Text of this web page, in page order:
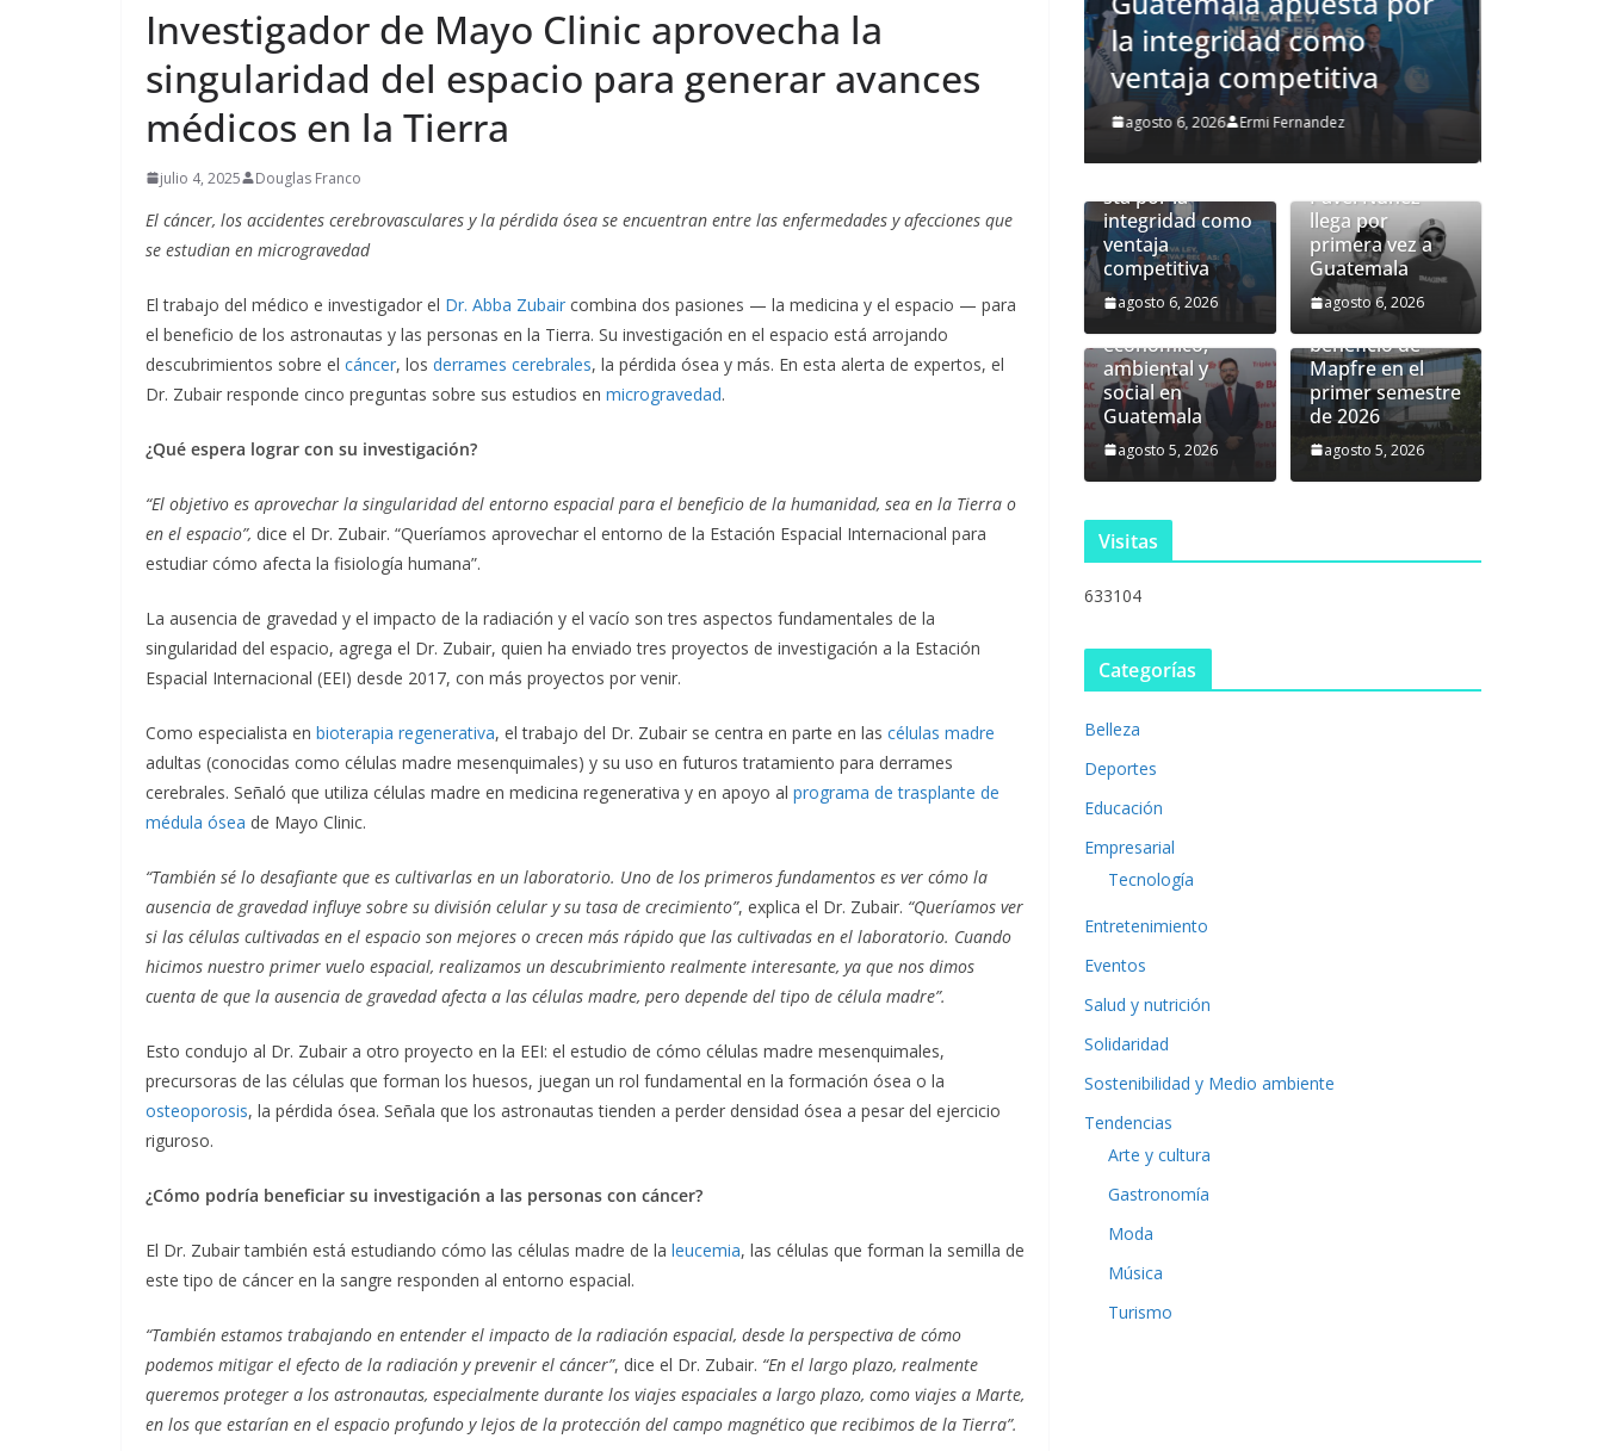
Investigador de Mayo Clinic aprovecha la
singularidad del espacio para generar avances
médicos en la Tierra
julio 4, 2025 Douglas Franco
El cáncer, los accidentes cerebrovasculares y la pérdida ósea se encuentran entre las enfermedades y afecciones que
se estudian en microgravedad
El trabajo del médico e investigador el Dr. Abba Zubair combina dos pasiones — la medicina y el espacio — para
el beneficio de los astronautas y las personas en la Tierra. Su investigación en el espacio está arrojando
descubrimientos sobre el cáncer, los derrames cerebrales, la pérdida ósea y más. En esta alerta de expertos, el
Dr. Zubair responde cinco preguntas sobre sus estudios en microgravedad.
¿Qué espera lograr con su investigación?
“El objetivo es aprovechar la singularidad del entorno espacial para el beneficio de la humanidad, sea en la Tierra o
en el espacio”, dice el Dr. Zubair. “Queríamos aprovechar el entorno de la Estación Espacial Internacional para
estudiar cómo afecta la fisiología humana”.
La ausencia de gravedad y el impacto de la radiación y el vacío son tres aspectos fundamentales de la
singularidad del espacio, agrega el Dr. Zubair, quien ha enviado tres proyectos de investigación a la Estación
Espacial Internacional (EEI) desde 2017, con más proyectos por venir.
Como especialista en bioterapia regenerativa, el trabajo del Dr. Zubair se centra en parte en las células madre
adultas (conocidas como células madre mesenquimales) y su uso en futuros tratamiento para derrames
cerebrales. Señaló que utiliza células madre en medicina regenerativa y en apoyo al programa de trasplante de
médula ósea de Mayo Clinic.
“También sé lo desafiante que es cultivarlas en un laboratorio. Uno de los primeros fundamentos es ver cómo la
ausencia de gravedad influye sobre su división celular y su tasa de crecimiento”, explica el Dr. Zubair. “Queríamos ver
si las células cultivadas en el espacio son mejores o crecen más rápido que las cultivadas en el laboratorio. Cuando
hicimos nuestro primer vuelo espacial, realizamos un descubrimiento realmente interesante, ya que nos dimos
cuenta de que la ausencia de gravedad afecta a las células madre, pero depende del tipo de célula madre”.
Esto condujo al Dr. Zubair a otro proyecto en la EEI: el estudio de cómo células madre mesenquimales,
precursoras de las células que forman los huesos, juegan un rol fundamental en la formación ósea o la
osteoporosis, la pérdida ósea. Señala que los astronautas tienden a perder densidad ósea a pesar del ejercicio
riguroso.
¿Cómo podría beneficiar su investigación a las personas con cáncer?
El Dr. Zubair también está estudiando cómo las células madre de la leucemia, las células que forman la semilla de
este tipo de cáncer en la sangre responden al entorno espacial.
“También estamos trabajando en entender el impacto de la radiación espacial, desde la perspectiva de cómo
podemos mitigar el efecto de la radiación y prevenir el cáncer”, dice el Dr. Zubair. “En el largo plazo, realmente
queremos proteger a los astronautas, especialmente durante los viajes espaciales a largo plazo, como viajes a Marte,
en los que estarían en el espacio profundo y lejos de la protección del campo magnético que recibimos de la Tierra”.
el primer semestre de
2026
agosto 5, 2026 Ermi Fernandez
la integridad como
ventaja competitiva
primera vez a
Guatemala
agosto 6, 2026 Ermi Fernandez
Nueva ley de
prevención de
sta por la
integridad como
ventaja
competitiva
agosto 6, 2026
Pavel Núñez
llega por
primera vez a
Guatemala
agosto 6, 2026
BAC presenta
sus resultados
2025 y amplía su
impacto
económico,
ambiental y
social en
Guatemala
agosto 5, 2026
Latinoamérica
aporta 218
millones de
euros al
beneficio de
Mapfre en el
primer semestre
de 2026
agosto 5, 2026
Visitas
633104
Categorías
Belleza
Deportes
Educación
Empresarial
Tecnología
Entretenimiento
Eventos
Salud y nutrición
Solidaridad
Sostenibilidad y Medio ambiente
Tendencias
Arte y cultura
Gastronomía
Moda
Música
Turismo